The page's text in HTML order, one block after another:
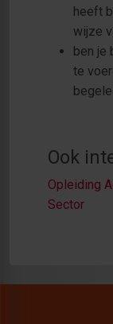
heeft
wijze
ben je
te
Ook
Opleiding
Sector